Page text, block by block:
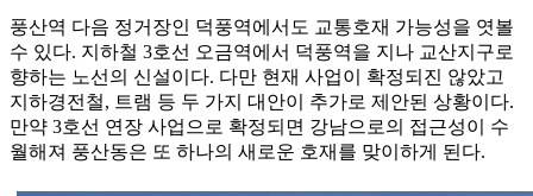
풍산역 다음 정거장인 덕풍역에서도 교통호재 가능성을 엿볼
수 있다. 지하철 3호선 오금역에서 덕풍역을 지나 교산지구로
향하는 노선의 신설이다. 다만 현재 사업이 확정되진 않았고
지하경전철, 트램 등 두 가지 대안이 추가로 제안된 상황이다.
만약 3호선 연장 사업으로 확정되면 강남으로의 접근성이 수
월해져 풍산동은 또 하나의 새로운 호재를 맞이하게 된다.